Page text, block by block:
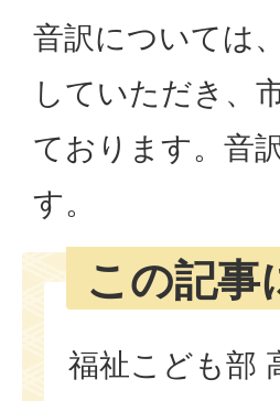
音訳については
していただき、
ております。音
す。
この記事
福祉こども部